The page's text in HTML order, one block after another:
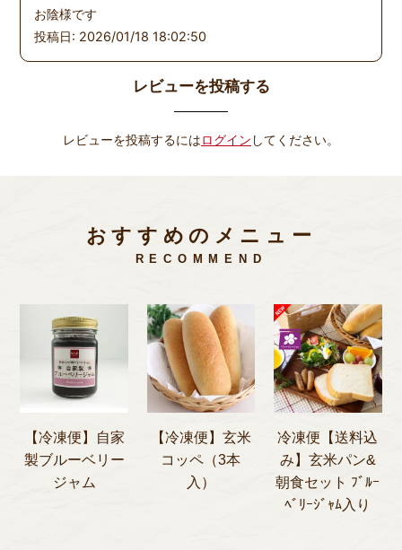
お陰様です
投稿日: 2026/01/18 18:02:50
レビューを投稿する
レビューを投稿するにはログイン してください。
おすすめのメニュー
RECOMMEND
【冷凍便】自家
製ブルーベリー
ジャム
【冷凍便】玄米
コッペ（3本
入）
冷凍便【送料込
み】玄米パン&
朝食セット ﾌﾞﾙｰ
ﾍﾞﾘｰｼﾞｬﾑ入り